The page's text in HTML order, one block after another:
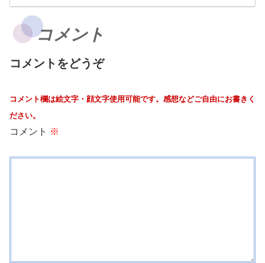
コメント
コメントをどうぞ
コメント欄は絵文字・顔文字使用可能です。感想などご自由にお書きく
ださい。
コメント ※